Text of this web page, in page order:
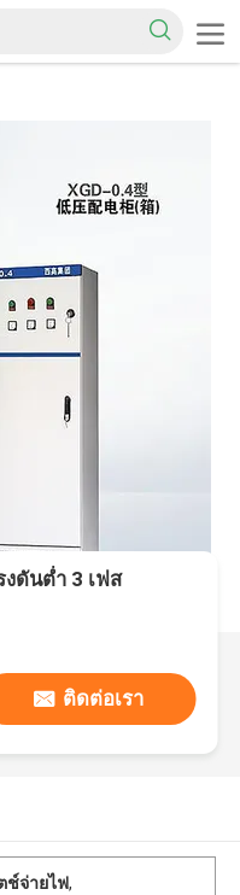
ดันต่ำ 3 เฟส
ติดต่อเรา
ช์จ่ายไฟ,